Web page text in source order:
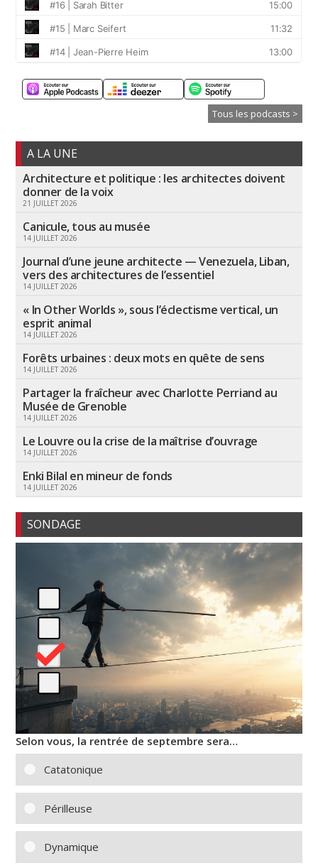
Tous les podcasts >
A LA UNE
Architecture et politique : les architectes doivent
donner de la voix
21 JUILLET 2026
Canicule, tous au musée
14 JUILLET 2026
Journal d’une jeune architecte — Venezuela, Liban,
vers des architectures de l’essentiel
14 JUILLET 2026
« In Other Worlds », sous l’éclectisme vertical, un
esprit animal
14 JUILLET 2026
Forêts urbaines : deux mots en quête de sens
14 JUILLET 2026
Partager la fraîcheur avec Charlotte Perriand au
Musée de Grenoble
14 JUILLET 2026
Le Louvre ou la crise de la maîtrise d’ouvrage
14 JUILLET 2026
Enki Bilal en mineur de fonds
14 JUILLET 2026
SONDAGE
Selon vous, la rentrée de septembre sera…
Catatonique
Périlleuse
Dynamique